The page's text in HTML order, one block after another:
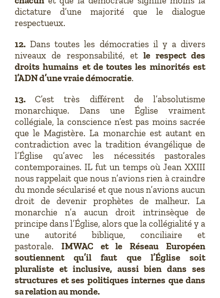
dictature d’une majorité que le dialogue
respectueux.
12. Dans toutes les démocraties il y a divers
niveaux de responsabilité, etle respect des
droits humains et de toutes les minorités est
l’ADN d’une vraie démocratie.
13.C’est très différent de l’absolutisme
monarchique. Dans une Église vraiment
collégiale, la conscience n’est pas moins sacrée
que le Magistère. La monarchie est autant en
contradiction avec la tradition évangélique de
l’Église qu’avec les nécessités pastorales
contemporaines. IL fut un temps où Jean XXIII
nous rappelait que nous n’avions rien à craindre
du monde sécularisé et que nous n’avions aucun
droit de devenir prophètes de malheur. La
monarchie n’a aucun droit intrinsèque de
principe dans l’Église, alors que la collégialité y a
une autorité biblique, conciliaire et
pastorale. IMWAC et le Réseau Européen
soutiennent qu’il faut que l’Église soit
pluraliste et inclusive, aussi bien dans ses
structures et ses politiques internes que dans
sa relation au monde.